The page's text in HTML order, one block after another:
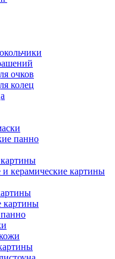
очков
колец
панно
керамические картины
картины